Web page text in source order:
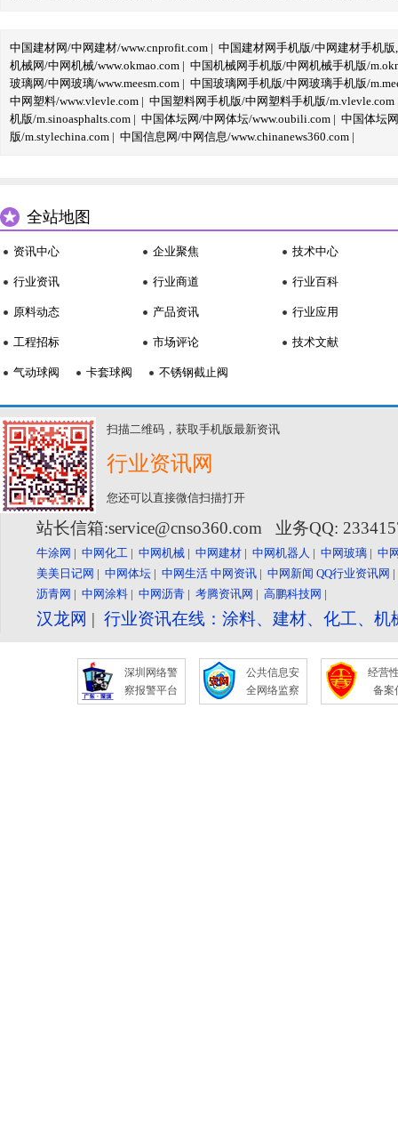
中国建材网/中网建材/www.cnprofit.com | 中国建材网手机版/中网建材手机版
机械网/中网机械/www.okmao.com | 中国机械网手机版/中网机械手机版/
玻璃网/中网玻璃/www.meesm.com | 中国玻璃网手机版/中网玻璃手机版/
中网塑料/www.vlevle.com | 中国塑料网手机版/中网塑料手机版/m.vlevle.com
机版/m.sinoasphalts.com | 中国体坛网/中网体坛/www.oubili.com | 中国体坛
版/m.stylechina.com | 中国信息网/中网信息/www.chinanews360.com |
全站地图
资讯中心
行业资讯
原料动态
工程招标
企业聚焦
行业商道
产品资讯
市场评论
技术中心
行业百科
行业应用
技术文献
气动球阀 卡套球阀 不锈钢截止阀
扫描二维码，获取手机版最新资讯
行业资讯网
您还可以直接微信扫描打开
站长信箱:service@cnso360.com 业务QQ:
牛涂网 | 中网化工 | 中网机械 | 中网建材 | 中网机器人 | 中网玻璃 | 中
美美日记网 | 中网体坛 | 中网生活 中网资讯 | 中网新闻 QQ行业资讯网
沥青网 | 中网涂料 | 中网沥青 | 考腾资讯网 | 高鹏科技网 |
汉龙网 | 行业资讯在线：涂料、建材、化工、
深圳网络警
察报警平台
公共信息安
全网络监察
经营
备案